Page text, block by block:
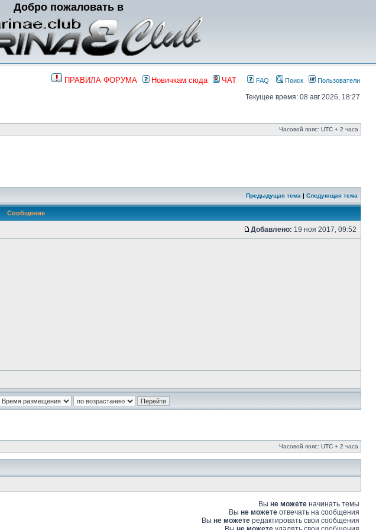
Добро пожаловать в
ПРАВИЛА ФОРУМА Новичкам сюда ЧАТ FAQ Поиск Пользователи
Текущее время: 08 авг 2026, 18:27
Часовой пояс: UTC + 2 часа
Предыдущая тема | Следующая тема
Сообщение
Добавлено: 19 ноя 2017, 09:52
Часовой пояс: UTC + 2 часа
Вы не можете начинать темы
Вы не можете отвечать на сообщения
Вы не можете редактировать свои сообщения